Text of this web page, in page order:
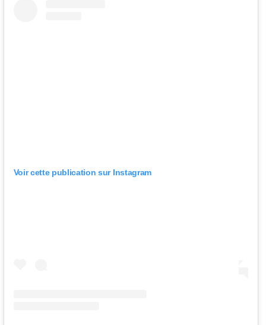
Voir cette publication sur Instagram